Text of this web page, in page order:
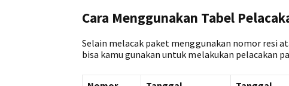
Cara Menggunakan Tabel
Selain melacak paket menggunakan nomor resi
bisa kamu gunakan untuk melakukan pelacakan